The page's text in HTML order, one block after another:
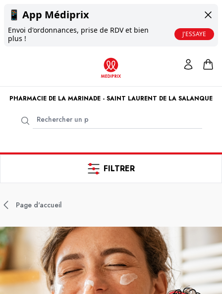
📱 App Médiprix
Envoi d'ordonnances, prise de RDV et bien
plus !
J'ESSAYE
PHARMACIE DE LA MARINADE - SAINT LAURENT DE LA SALANQUE
FILTRER
Page d'accueil